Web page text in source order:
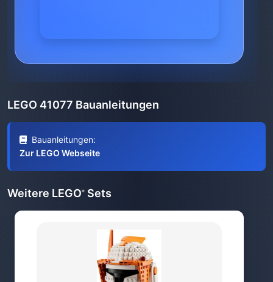
LEGO 41077 Bauanleitungen
Bauanleitungen:
Zur LEGO Webseite
Weitere LEGO® Sets